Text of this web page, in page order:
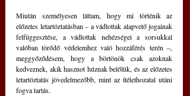
Miután személyesen láttam, hogy mi történik az
előzetes letartóztatásban ‒ a vádlottak alapvető jogainak
felfüggesztése, a vádlottak nehézségei a sorsukkal
valóban törődő védelemhez való hozzáférés terén ‒,
meggyőződésem, hogy a börtönök csak azoknak
kedveznek, akik hasznot húznak belőlük, és az előzetes
letartóztatás jövedelmezőbb, mint az ítélethozatal utáni
fogva tartás.